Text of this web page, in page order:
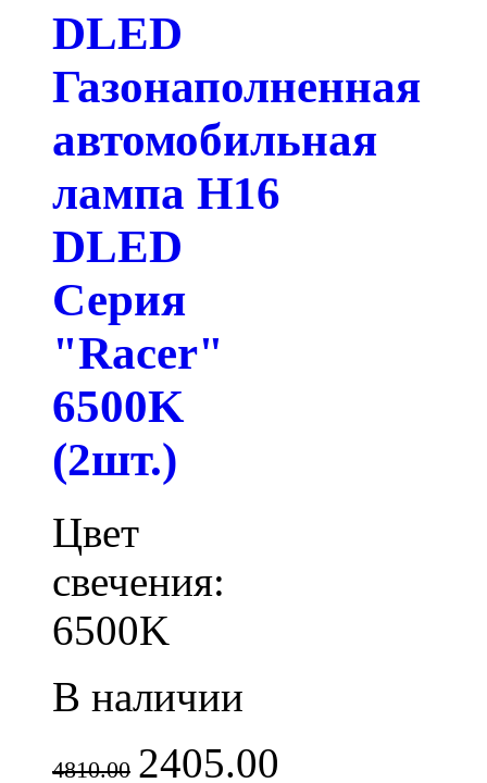
DLED
Газонаполненная
автомобильная
лампа H16
DLED
Серия
"Racer"
6500K
(2шт.)
Цвет
свечения:
6500K
В наличии
4810.00 2405.00